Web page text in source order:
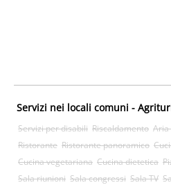
Servizi nei locali comuni -
Servizi per disabili Riscaldamento Aria
Ristorante Ristorante panoramico
Cucina vegetariana Cucina dietetica
Sala riunioni Sala congressi Sala TV